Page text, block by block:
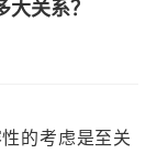
关系？
的考虑是至关